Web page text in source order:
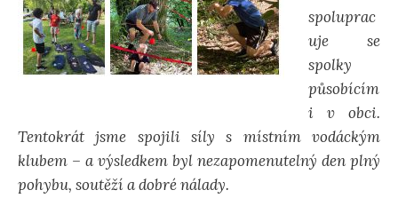
spoluprac
uje se
spolky
působícím
i v obci.
Tentokrát jsme spojili síly s místním vodáckým
klubem – a výsledkem byl nezapomenutelný den plný
pohybu, soutěží a dobré nálady.